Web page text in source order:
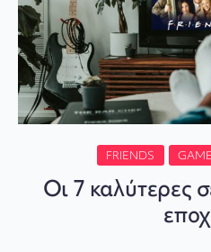
FRIENDS
Οι 7 καλύτερες